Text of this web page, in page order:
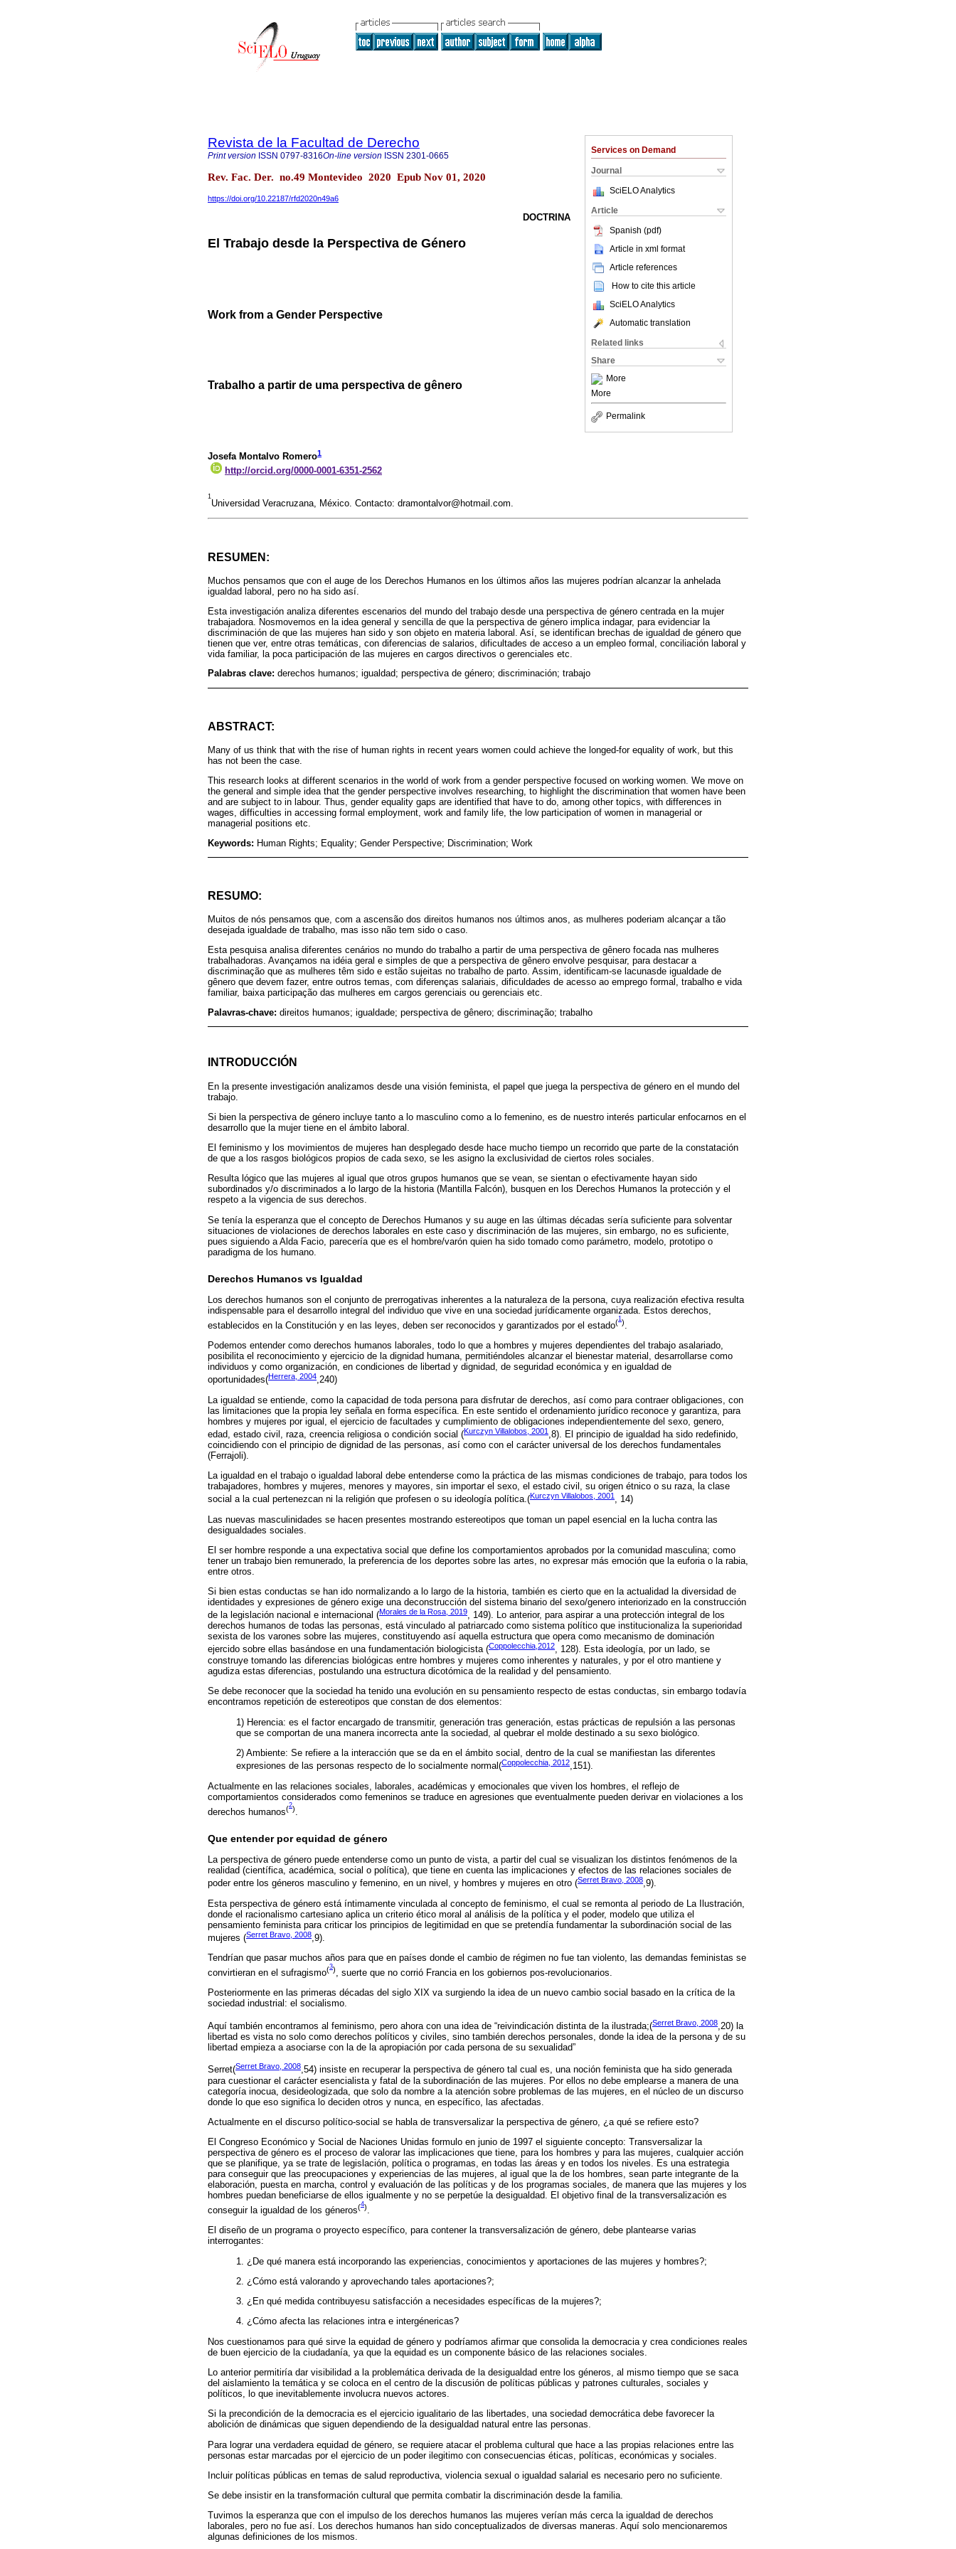
Services on Demand
Journal
SciELO Analytics
Article
Spanish (pdf)
Article in xml format
Article references
How to cite this article
SciELO Analytics
Automatic translation
Related links
Share
More
More
Permalink
Revista de la Facultad de Derecho
Print version ISSN 0797-8316On-line version ISSN 2301-0665
Rev. Fac. Der. no.49 Montevideo 2020 Epub Nov 01, 2020
https://doi.org/10.22187/rfd2020n49a6
DOCTRINA
El Trabajo desde la Perspectiva de Género
Work from a Gender Perspective
Trabalho a partir de uma perspectiva de gênero
Josefa Montalvo Romero1
http://orcid.org/0000-0001-6351-2562
1
Universidad Veracruzana, México. Contacto: dramontalvor@hotmail.com.
RESUMEN:
Muchos pensamos que con el auge de los Derechos Humanos en los últimos años las mujeres podrían alcanzar la anhelada
igualdad laboral, pero no ha sido así.
Esta investigación analiza diferentes escenarios del mundo del trabajo desde una perspectiva de género centrada en la mujer
trabajadora. Nosmovemos en la idea general y sencilla de que la perspectiva de género implica indagar, para evidenciar la
discriminación de que las mujeres han sido y son objeto en materia laboral. Así, se identifican brechas de igualdad de género que
tienen que ver, entre otras temáticas, con diferencias de salarios, dificultades de acceso a un empleo formal, conciliación laboral y
vida familiar, la poca participación de las mujeres en cargos directivos o gerenciales etc.
Palabras clave: derechos humanos; igualdad; perspectiva de género; discriminación; trabajo
ABSTRACT:
Many of us think that with the rise of human rights in recent years women could achieve the longed-for equality of work, but this
has not been the case.
This research looks at different scenarios in the world of work from a gender perspective focused on working women. We move on
the general and simple idea that the gender perspective involves researching, to highlight the discrimination that women have been
and are subject to in labour. Thus, gender equality gaps are identified that have to do, among other topics, with differences in
wages, difficulties in accessing formal employment, work and family life, the low participation of women in managerial or
managerial positions etc.
Keywords: Human Rights; Equality; Gender Perspective; Discrimination; Work
RESUMO:
Muitos de nós pensamos que, com a ascensão dos direitos humanos nos últimos anos, as mulheres poderiam alcançar a tão
desejada igualdade de trabalho, mas isso não tem sido o caso.
Esta pesquisa analisa diferentes cenários no mundo do trabalho a partir de uma perspectiva de gênero focada nas mulheres
trabalhadoras. Avançamos na idéia geral e simples de que a perspectiva de gênero envolve pesquisar, para destacar a
discriminação que as mulheres têm sido e estão sujeitas no trabalho de parto. Assim, identificam-se lacunasde igualdade de
gênero que devem fazer, entre outros temas, com diferenças salariais, dificuldades de acesso ao emprego formal, trabalho e vida
familiar, baixa participação das mulheres em cargos gerenciais ou gerenciais etc.
Palavras-chave: direitos humanos; igualdade; perspectiva de gênero; discriminação; trabalho
INTRODUCCIÓN
En la presente investigación analizamos desde una visión feminista, el papel que juega la perspectiva de género en el mundo del
trabajo.
Si bien la perspectiva de género incluye tanto a lo masculino como a lo femenino, es de nuestro interés particular enfocarnos en el
desarrollo que la mujer tiene en el ámbito laboral.
El feminismo y los movimientos de mujeres han desplegado desde hace mucho tiempo un recorrido que parte de la constatación
de que a los rasgos biológicos propios de cada sexo, se les asigno la exclusividad de ciertos roles sociales.
Resulta lógico que las mujeres al igual que otros grupos humanos que se vean, se sientan o efectivamente hayan sido
subordinados y/o discriminados a lo largo de la historia (Mantilla Falcón), busquen en los Derechos Humanos la protección y el
respeto a la vigencia de sus derechos.
Se tenía la esperanza que el concepto de Derechos Humanos y su auge en las últimas décadas sería suficiente para solventar
situaciones de violaciones de derechos laborales en este caso y discriminación de las mujeres, sin embargo, no es suficiente,
pues siguiendo a Alda Facio, parecería que es el hombre/varón quien ha sido tomado como parámetro, modelo, prototipo o
paradigma de los humano.
Derechos Humanos vs Igualdad
Los derechos humanos son el conjunto de prerrogativas inherentes a la naturaleza de la persona, cuya realización efectiva resulta
indispensable para el desarrollo integral del individuo que vive en una sociedad jurídicamente organizada. Estos derechos,
establecidos en la Constitución y en las leyes, deben ser reconocidos y garantizados por el estado(1)
Podemos entender como derechos humanos laborales, todo lo que a hombres y mujeres dependientes del trabajo asalariado,
posibilita el reconocimiento y ejercicio de la dignidad humana, permitiéndoles alcanzar el bienestar material, desarrollarse como
individuos y como organización, en condiciones de libertad y dignidad, de seguridad económica y en igualdad de
oportunidades(Herrera, 2004,240)
La igualdad se entiende, como la capacidad de toda persona para disfrutar de derechos, así como para contraer obligaciones, con
las limitaciones que la propia ley señala en forma específica. En este sentido el ordenamiento jurídico reconoce y garantiza, para
hombres y mujeres por igual, el ejercicio de facultades y cumplimiento de obligaciones independientemente del sexo, genero,
edad, estado civil, raza, creencia religiosa o condición social (Kurczyn Villalobos, 2001 ,8). El principio de igualdad ha sido redefinido,
coincidiendo con el principio de dignidad de las personas, así como con el carácter universal de los derechos fundamentales
(Ferrajoli).
La igualdad en el trabajo o igualdad laboral debe entenderse como la práctica de las mismas condiciones de trabajo, para todos los
trabajadores, hombres y mujeres, menores y mayores, sin importar el sexo, el estado civil, su origen étnico o su raza, la clase
social a la cual pertenezcan ni la religión que profesen o su ideología política.(Kurczyn Villalobos, 2001 , 14)
Las nuevas masculinidades se hacen presentes mostrando estereotipos que toman un papel esencial en la lucha contra las
desigualdades sociales.
El ser hombre responde a una expectativa social que define los comportamientos aprobados por la comunidad masculina; como
tener un trabajo bien remunerado, la preferencia de los deportes sobre las artes, no expresar más emoción que la euforia o la rabia,
entre otros.
Si bien estas conductas se han ido normalizando a lo largo de la historia, también es cierto que en la actualidad la diversidad de
identidades y expresiones de género exige una deconstrucción del sistema binario del sexo/genero interiorizado en la construcción
de la legislación nacional e internacional (Morales de la Rosa, 2019, 149). Lo anterior, para aspirar a una protección integral de los
derechos humanos de todas las personas, está vinculado al patriarcado como sistema político que institucionaliza la superioridad
sexista de los varones sobre las mujeres, constituyendo así aquella estructura que opera como mecanismo de dominación
ejercido sobre ellas basándose en una fundamentación biologicista (Coppolecchia,2012, 128). Esta ideología, por un lado, se
construye tomando las diferencias biológicas entre hombres y mujeres como inherentes y naturales, y por el otro mantiene y
agudiza estas diferencias, postulando una estructura dicotómica de la realidad y del pensamiento.
Se debe reconocer que la sociedad ha tenido una evolución en su pensamiento respecto de estas conductas, sin embargo todavía
encontramos repetición de estereotipos que constan de dos elementos:
1) Herencia: es el factor encargado de transmitir, generación tras generación, estas prácticas de repulsión a las personas
que se comportan de una manera incorrecta ante la sociedad, al quebrar el molde destinado a su sexo biológico.
2) Ambiente: Se refiere a la interacción que se da en el ámbito social, dentro de la cual se manifiestan las diferentes
expresiones de las personas respecto de lo socialmente normal(Coppolecchia, 2012,151).
Actualmente en las relaciones sociales, laborales, académicas y emocionales que viven los hombres, el reflejo de
comportamientos considerados como femeninos se traduce en agresiones que eventualmente pueden derivar en violaciones a los
derechos humanos(2)
Que entender por equidad de género
La perspectiva de género puede entenderse como un punto de vista, a partir del cual se visualizan los distintos fenómenos de la
realidad (científica, académica, social o política), que tiene en cuenta las implicaciones y efectos de las relaciones sociales de
poder entre los géneros masculino y femenino, en un nivel, y hombres y mujeres en otro (Serret Bravo, 2008,9).
Esta perspectiva de género está íntimamente vinculada al concepto de feminismo, el cual se remonta al periodo de La Ilustración,
donde el racionalismo cartesiano aplica un criterio ético moral al análisis de la política y el poder, modelo que utiliza el
pensamiento feminista para criticar los principios de legitimidad en que se pretendía fundamentar la subordinación social de las
mujeres (Serret Bravo, 2008,9).
Tendrían que pasar muchos años para que en países donde el cambio de régimen no fue tan violento, las demandas feministas se
convirtieran en el sufragismo(3), suerte que no corrió Francia en los gobiernos pos-revolucionarios.
Posteriormente en las primeras décadas del siglo XIX va surgiendo la idea de un nuevo cambio social basado en la crítica de la
sociedad industrial: el socialismo.
Aquí también encontramos al feminismo, pero ahora con una idea de “reivindicación distinta de la ilustrada;(Serret Bravo, 2008,20) la
libertad es vista no solo como derechos políticos y civiles, sino también derechos personales, donde la idea de la persona y de su
libertad empieza a asociarse con la de la apropiación por cada persona de su sexualidad”
Serret(Serret Bravo, 2008,54) insiste en recuperar la perspectiva de género tal cual es, una noción feminista que ha sido generada
para cuestionar el carácter esencialista y fatal de la subordinación de las mujeres. Por ellos no debe emplearse a manera de una
categoría inocua, desideologizada, que solo da nombre a la atención sobre problemas de las mujeres, en el núcleo de un discurso
donde lo que eso significa lo deciden otros y nunca, en específico, las afectadas.
Actualmente en el discurso político-social se habla de transversalizar la perspectiva de género, ¿a qué se refiere esto?
El Congreso Económico y Social de Naciones Unidas formulo en junio de 1997 el siguiente concepto: Transversalizar la
perspectiva de género es el proceso de valorar las implicaciones que tiene, para los hombres y para las mujeres, cualquier acción
que se planifique, ya se trate de legislación, política o programas, en todas las áreas y en todos los niveles. Es una estrategia
para conseguir que las preocupaciones y experiencias de las mujeres, al igual que la de los hombres, sean parte integrante de la
elaboración, puesta en marcha, control y evaluación de las políticas y de los programas sociales, de manera que las mujeres y los
hombres puedan beneficiarse de ellos igualmente y no se perpetúe la desigualdad. El objetivo final de la transversalización es
conseguir la igualdad de los géneros(4).
El diseño de un programa o proyecto específico, para contener la transversalización de género, debe plantearse varias
interrogantes:
1. ¿De qué manera está incorporando las experiencias, conocimientos y aportaciones de las mujeres y hombres?;
2. ¿Cómo está valorando y aprovechando tales aportaciones?;
3. ¿En qué medida contribuyesu satisfacción a necesidades específicas de la mujeres?;
4. ¿Cómo afecta las relaciones intra e intergénericas?
Nos cuestionamos para qué sirve la equidad de género y podríamos afirmar que consolida la democracia y crea condiciones reales
de buen ejercicio de la ciudadanía, ya que la equidad es un componente básico de las relaciones sociales.
Lo anterior permitiría dar visibilidad a la problemática derivada de la desigualdad entre los géneros, al mismo tiempo que se saca
del aislamiento la temática y se coloca en el centro de la discusión de políticas públicas y patrones culturales, sociales y
políticos, lo que inevitablemente involucra nuevos actores.
Si la precondición de la democracia es el ejercicio igualitario de las libertades, una sociedad democrática debe favorecer la
abolición de dinámicas que siguen dependiendo de la desigualdad natural entre las personas.
Para lograr una verdadera equidad de género, se requiere atacar el problema cultural que hace a las propias relaciones entre las
personas estar marcadas por el ejercicio de un poder ilegitimo con consecuencias éticas, políticas, económicas y sociales.
Incluir políticas públicas en temas de salud reproductiva, violencia sexual o igualdad salarial es necesario pero no suficiente.
Se debe insistir en la transformación cultural que permita combatir la discriminación desde la familia.
Tuvimos la esperanza que con el impulso de los derechos humanos las mujeres verían más cerca la igualdad de derechos
laborales, pero no fue así. Los derechos humanos han sido conceptualizados de diversas maneras. Aquí solo mencionaremos
algunas definiciones de los mismos.